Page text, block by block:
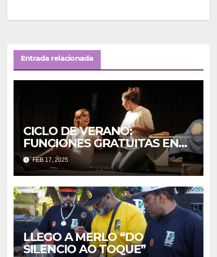
Entrada relacionada
CICLO DE VERANO:
FUNCIONES GRATUITAS EN
FEBRERO Y MARZO
FEB 17, 2025
LLEGO A MERLO “DO
SILENCIO AO TOQUE”